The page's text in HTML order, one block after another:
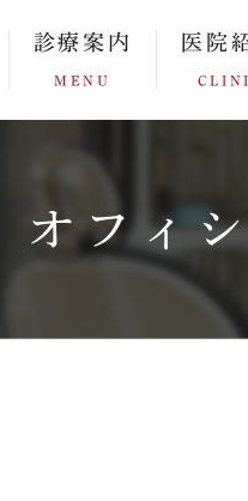
診療案内
MENU
医院
オフィ